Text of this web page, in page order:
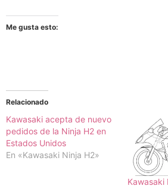
Me gusta esto:
Relacionado
Kawasaki acepta de nuevo
pedidos de la Ninja H2 en
Estados Unidos
En «Kawasaki Ninja H2»
Kawasaki